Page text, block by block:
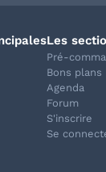
Les
Pré-
Bons plans
Agenda
Forum
S'inscrire
Se